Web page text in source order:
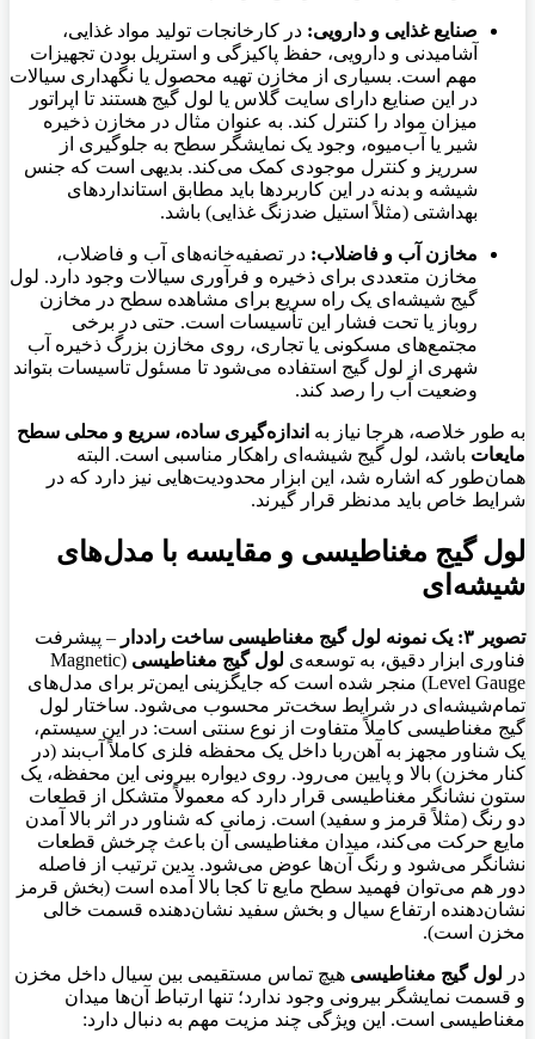
صنایع غذایی و دارویی: در کارخانجات تولید مواد غذایی،
آشامیدنی و دارویی، حفظ پاکیزگی و استریل بودن تجهیزات
مهم است. بسیاری از مخازن تهیه محصول یا نگهداری سیالات
در این صنایع دارای سایت گلاس یا لول گیج هستند تا اپراتور
میزان مواد را کنترل کند. به عنوان مثال در مخازن ذخیره
شیر یا آب‌میوه، وجود یک نمایشگر سطح به جلوگیری از
سرریز و کنترل موجودی کمک می‌کند. بدیهی است که جنس
شیشه و بدنه در این کاربردها باید مطابق استانداردهای
بهداشتی (مثلاً استیل ضدزنگ غذایی) باشد.
مخازن آب و فاضلاب: در تصفیه‌خانه‌های آب و فاضلاب،
مخازن متعددی برای ذخیره و فرآوری سیالات وجود دارد. لول
گیج شیشه‌ای یک راه سریع برای مشاهده سطح در مخازن
روباز یا تحت فشار این تأسیسات است. حتی در برخی
مجتمع‌های مسکونی یا تجاری، روی مخازن بزرگ ذخیره آب
شهری از لول گیج استفاده می‌شود تا مسئول تاسیسات بتواند
وضعیت آب را رصد کند.
به طور خلاصه، هرجا نیاز به اندازه‌گیری ساده، سریع و محلی سطح
مایعات باشد، لول گیج شیشه‌ای راهکار مناسبی است. البته
همان‌طور که اشاره شد، این ابزار محدودیت‌هایی نیز دارد که در
شرایط خاص باید مدنظر قرار گیرند.
لول گیج مغناطیسی و مقایسه با مدل‌های
شیشه‌ای
تصویر ۳: یک نمونه لول گیج مغناطیسی ساخت راددار
– پیشرفت
فناوری ابزار دقیق، به توسعه‌ی لول گیج مغناطیسی (Magnetic
Level Gauge) منجر شده است که جایگزینی ایمن‌تر برای مدل‌های
تمام‌شیشه‌ای در شرایط سخت‌تر محسوب می‌شود. ساختار لول
گیج مغناطیسی کاملاً متفاوت از نوع سنتی است: در این سیستم،
یک شناور مجهز به آهن‌ربا داخل یک محفظه فلزی کاملاً آب‌بند (در
کنار مخزن) بالا و پایین می‌رود. روی دیواره بیرونی این محفظه، یک
ستون نشانگر مغناطیسی قرار دارد که معمولاً متشکل از قطعات
دو رنگ (مثلاً قرمز و سفید) است. زمانی که شناور در اثر بالا آمدن
مایع حرکت می‌کند، میدان مغناطیسی آن باعث چرخش قطعات
نشانگر می‌شود و رنگ آن‌ها عوض می‌شود. بدین ترتیب از فاصله
دور هم می‌توان فهمید سطح مایع تا کجا بالا آمده است (بخش قرمز
نشان‌دهنده ارتفاع سیال و بخش سفید نشان‌دهنده قسمت خالی
مخزن است).
در لول گیج مغناطیسی هیچ تماس مستقیمی بین سیال داخل مخزن
و قسمت نمایشگر بیرونی وجود ندارد؛ تنها ارتباط آن‌ها میدان
مغناطیسی است. این ویژگی چند مزیت مهم به دنبال دارد: